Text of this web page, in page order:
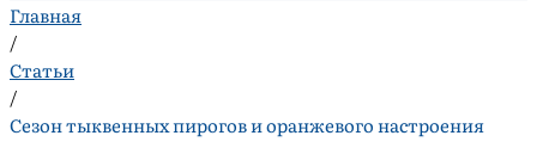
Главная
/
Статьи
/
Сезон тыквенных пирогов и оранжевого настроения